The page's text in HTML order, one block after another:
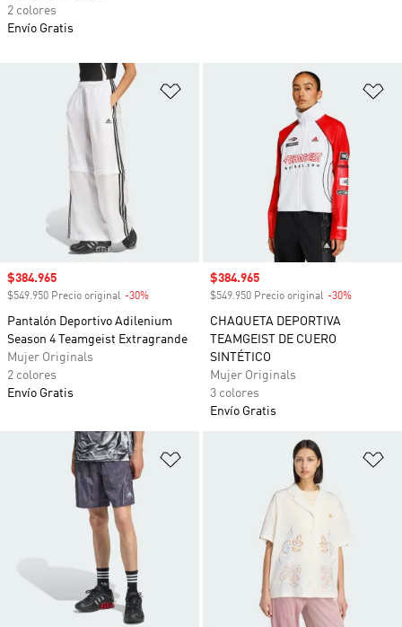
Añadir a la lista de deseos
Precio de venta
$384.965
$549.950 Precio original -30%
Pantalón Deportivo Adilenium
Season 4 Teamgeist Extragrande
Mujer Originals
2 colores
Envío Gratis
Precio de venta
$384.965
$549.950 Precio original -30%
CHAQUETA DEPORTIVA
TEAMGEIST DE CUERO
SINTÉTICO
Mujer Originals
3 colores
Envío Gratis
Añadir a la lista de deseos
2 colores
Envío Gratis